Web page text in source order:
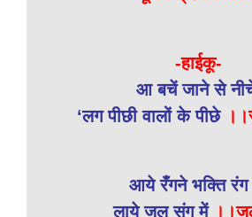
-हाईकू-
आ बचें जाने से
‘लग पीछी वालों के पीछे
आये रँगने भक्ति रंग
लाये जल संग में